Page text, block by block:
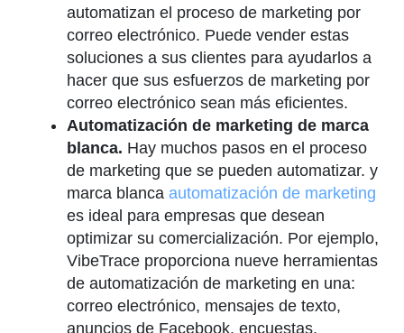
automatizan el proceso de marketing por
correo electrónico. Puede vender estas
soluciones a sus clientes para ayudarlos a
hacer que sus esfuerzos de marketing por
correo electrónico sean más eficientes.
Automatización de marketing de marca
blanca. Hay muchos pasos en el proceso
de marketing que se pueden automatizar. y
marca blanca automatización de marketing
es ideal para empresas que desean
optimizar su comercialización. Por ejemplo,
VibeTrace proporciona nueve herramientas
de automatización de marketing en una:
correo electrónico, mensajes de texto,
anuncios de Facebook, encuestas,